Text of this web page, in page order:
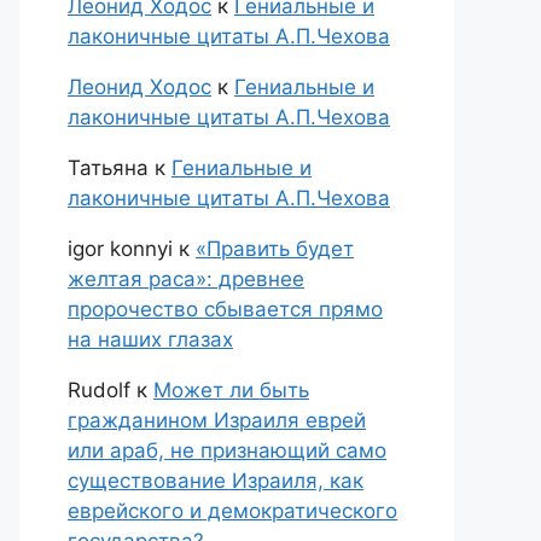
Леонид Ходос к Гениальные и
лаконичные цитаты А.П.Чехова
Леонид Ходос к Гениальные и
лаконичные цитаты А.П.Чехова
Татьяна к Гениальные и
лаконичные цитаты А.П.Чехова
igor konnyi к «Править будет
желтая раса»: древнее
пророчество сбывается прямо
на наших глазах
Rudolf к Может ли быть
гражданином Израиля еврей
или араб, не признающий само
существование Израиля, как
еврейского и демократического